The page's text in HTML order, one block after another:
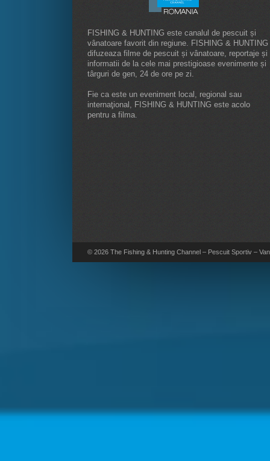
FISHING & HUNTING este canalul de pescuit și
vânatoare favorit din regiune. FISHING & HUNTING
difuzeaza filme de pescuit și vânatoare, reportaje și
informatii de la cele mai prestigioase evenimente și
târguri de gen, 24 de ore pe zi.
Fie ca este un eveniment local, regional sau
internaţional, FISHING & HUNTING este acolo
pentru a filma.
© 2026 The Fishing & Hunting Channel – Pescuit Sportiv –